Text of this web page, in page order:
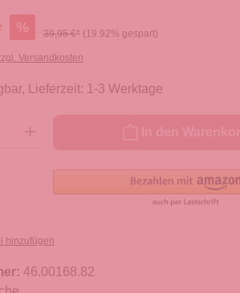
% 39,95 €* (19.92% gespart)
Versandkosten
Lieferzeit: 1-3 Werktage
hinzufügen
46.00168.82